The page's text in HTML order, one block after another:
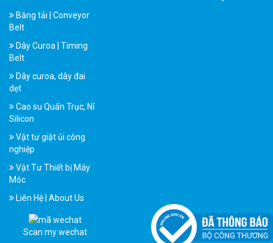
Băng tải | Conveyor
Belt
Dây Curoa | Timing
Belt
Dây curoa, dây đai
dẹt
Cao su Quấn Trục, Nỉ
Silicon
Vật tư giặt ủi công
nghiệp
Vật Tư Thiết bị Máy
Móc
Liên Hệ | About Us
Scan my wechat